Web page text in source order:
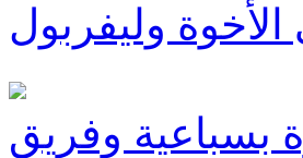
وليفربول
بسباعية وفريق